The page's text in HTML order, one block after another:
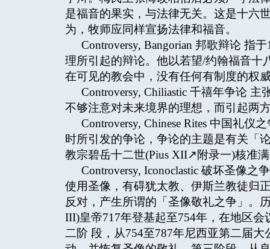
是福音的果实，与法律无关。这是十六
为，牧师应同样宣扬法律和福音。
Controversy, Bangorian 邦歌辩论 指
理所引起的辩论。他以若望/约翰福音十
在可见的教会中，没有任何有制度的权
Controversy, Chiliastic 千禧年争论
不够注意对未来境界的理想，而引起两
Controversy, Chinese Rites 中国礼
时所引发的争论，争论的主题是有关「
教宗碧岳十二世(Pius XII↗附录一)核准
Controversy, Iconoclastic 破坏圣像
使用圣像，有碍犹太教、伊斯兰教徒归
反对，产生所谓的「圣像敬礼之争」。
III)皇帝717年登基起至754年，在地区会
二阶 段，从754至787年尼西亚第二届